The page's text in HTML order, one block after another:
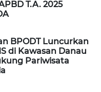
T.A. 2025
BPODT Luncurkan
di Kawasan Danau
Pariwisata